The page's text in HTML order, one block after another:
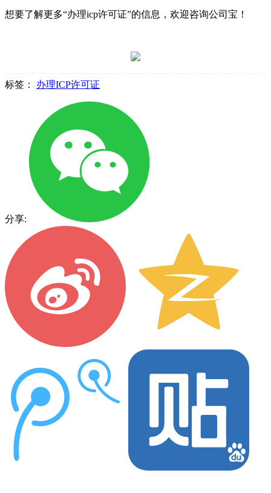
想要了解更多“办理icp许可证”的信息，欢迎咨询公司宝！
标签： 办理ICP许可证
分享: